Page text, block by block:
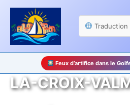
Panneau de gestion des cookies
Aller
contenu
Traduction
Feux d’artifice dans le
LA-CROIX-